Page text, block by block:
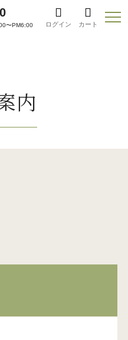
〜PM6:00 ログイン カート
内